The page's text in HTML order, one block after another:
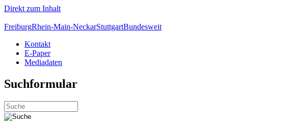
Direkt zum Inhalt
FreiburgRhein-Main-NeckarStuttgartBundesweit
Kontakt
E-Paper
Mediadaten
Suchformular